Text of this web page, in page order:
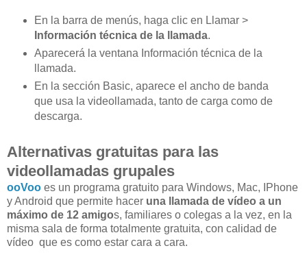
En la barra de menús, haga clic en Llamar >
Información técnica de la llamada.
Aparecerá la ventana Información técnica de la
llamada.
En la sección Basic, aparece el ancho de banda
que usa la videollamada, tanto de carga como de
descarga.
Alternativas gratuitas para las
videollamadas grupales
ooVoo es un programa gratuito para Windows, Mac, IPhone
y Android que permite hacer una llamada de vídeo a un
máximo de 12 amigos, familiares o colegas a la vez, en la
misma sala de forma totalmente gratuita, con calidad de
vídeo que es como estar cara a cara.